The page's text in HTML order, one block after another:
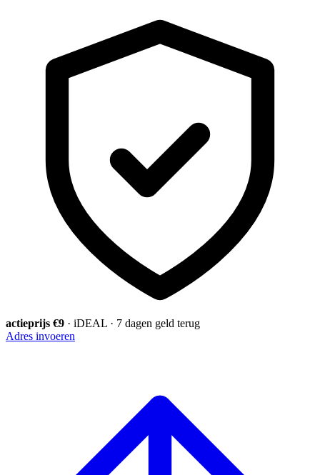
actieprijs €9 · iDEAL · 7 dagen geld terug
Adres invoeren